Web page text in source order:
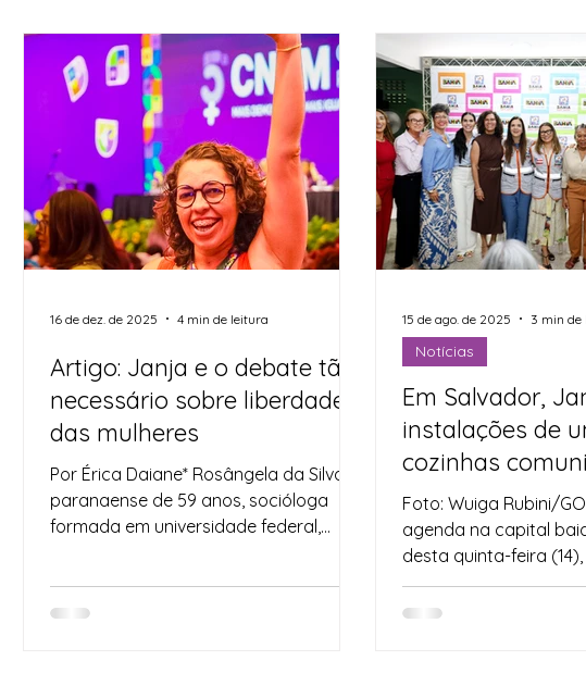
Novidades Artigos Cidades Cultura
Lula Desenvolvimento Territorial
Familiar Imprensa Assistência Social
Nota de Pesar Segurança Alimentar
Juventude Datas Comemorativas
Artigo: Janja e o debate tão
necessário sobre liberdade
das mulheres
Por Érica Daiane* Rosângela da Silva,
paranaense de 59 anos, socióloga
formada em universidade federal,
romance que iniciou oficialmente
16 de dez. de 2025 4 min de leitura
Em Salvador,
instalações de
cozinhas
parceiras do
Fome
Foto: Wuiga Rubini/
agenda na capital
desta quinta-feira
dama do Brasil, Janja
Notícias
15 de ago. de 2025 3 min de